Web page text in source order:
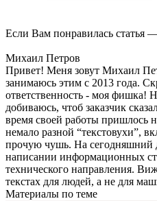
Если Вам понравилась статья
Михаил Петров
Привет! Меня зовут Михаил
занимаюсь этим с 2013 года.
ответственность - моя фишка!
добиваюсь, чтоб заказчик
время своей работы пришлось
немало разной “текстовухи”,
прочую чушь. На сегодняшний
написании информационных
технического направления.
текстах для людей, а не для
Материалы по теме